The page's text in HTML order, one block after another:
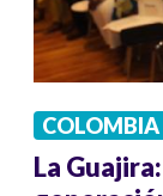
COLOMBIA
La